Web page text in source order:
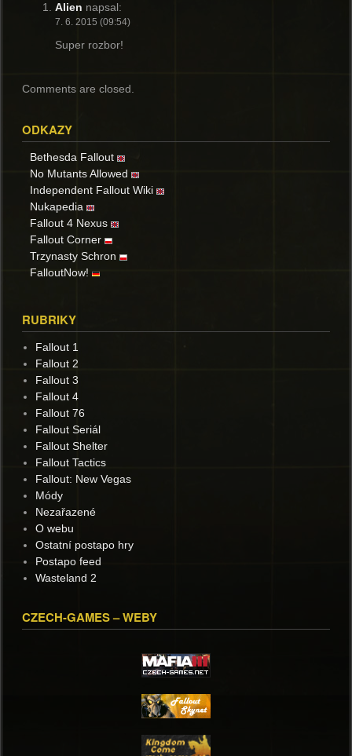
Alien napsal:
7. 6. 2015 (09:54)
Super rozbor!
Comments are closed.
ODKAZY
Bethesda Fallout
No Mutants Allowed
Independent Fallout Wiki
Nukapedia
Fallout 4 Nexus
Fallout Corner
Trzynasty Schron
FalloutNow!
RUBRIKY
Fallout 1
Fallout 2
Fallout 3
Fallout 4
Fallout 76
Fallout Seriál
Fallout Shelter
Fallout Tactics
Fallout: New Vegas
Módy
Nezařazené
O webu
Ostatní postapo hry
Postapo feed
Wasteland 2
CZECH-GAMES – WEBY